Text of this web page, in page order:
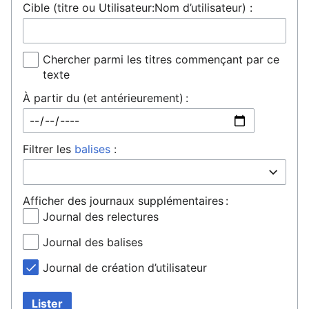
Cible (titre ou Utilisateur:Nom d’utilisateur) :
Chercher parmi les titres commençant par ce
texte
À partir du (et antérieurement) :
Filtrer les balises :
Afficher des journaux supplémentaires :
Journal des relectures
Journal des balises
Journal de création d’utilisateur
Lister